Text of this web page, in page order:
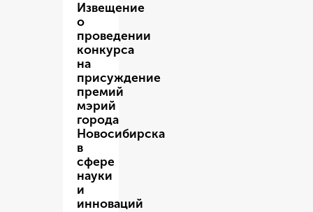
Извещение
о
проведении
конкурса
на
присуждение
премий
мэрий
города
Новосибирска
в
сфере
науки
и
инноваций